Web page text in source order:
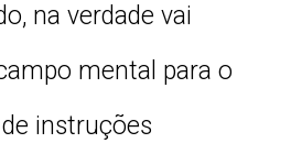
na verdade vai
mental para o
instruções